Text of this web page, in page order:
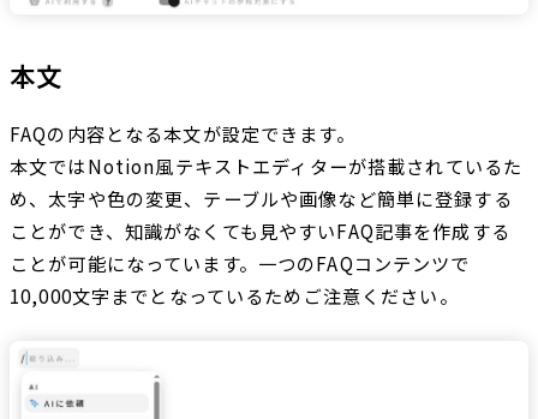
本文
FAQの内容となる本文が設定できます。
本文ではNotion風テキストエディターが搭載されているた
め、太字や色の変更、テーブルや画像など簡単に登録する
ことができ、知識がなくても見やすいFAQ記事を作成する
ことが可能になっています。一つのFAQコンテンツで
10,000文字までとなっているためご注意ください。